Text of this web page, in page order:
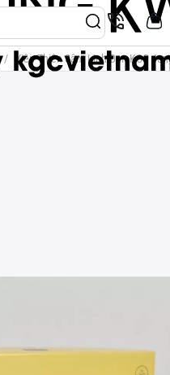
/ Viên Thiên Sâm Linh Đan KGC